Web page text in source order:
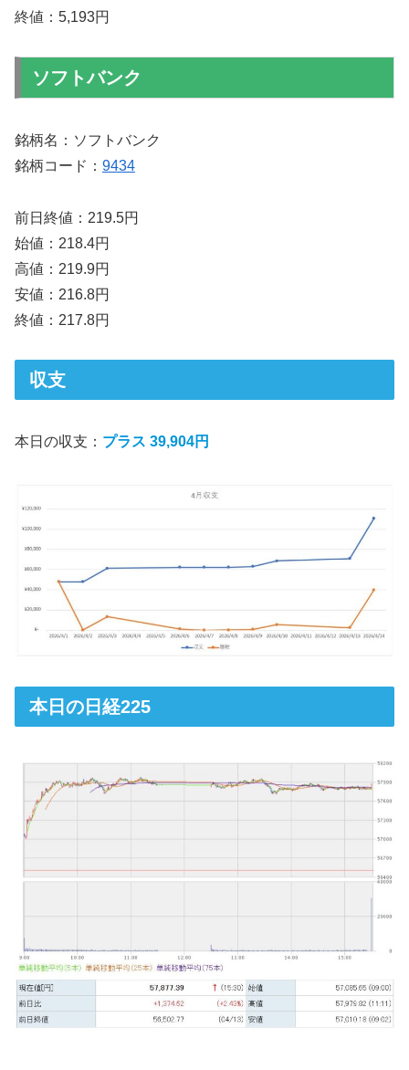
終値：5,193円
ソフトバンク
銘柄名：ソフトバンク
銘柄コード： 9434
前日終値：219.5円
始値：218.4円
高値：219.9円
安値：216.8円
終値：217.8円
収支
本日の収支： プラス 39,904円
本日の日経225